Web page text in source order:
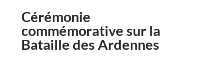
Cérémonie
commémorative sur la
Bataille des Ardennes